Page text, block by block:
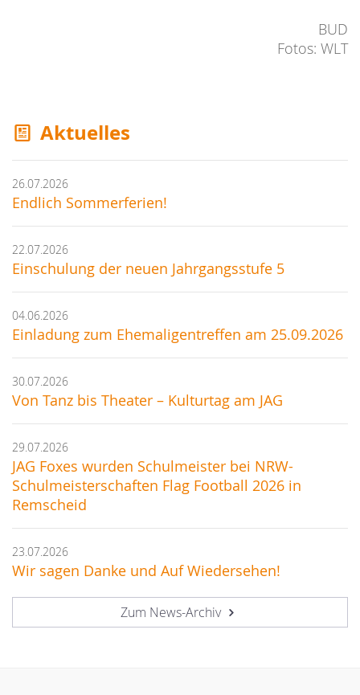
BUD
Fotos: WLT
Aktuelles
26.07.2026
Endlich Sommerferien!
22.07.2026
Einschulung der neuen Jahrgangsstufe 5
04.06.2026
Einladung zum Ehemaligentreffen am 25.09.2026
30.07.2026
Von Tanz bis Theater – Kulturtag am JAG
29.07.2026
JAG Foxes wurden Schulmeister bei NRW-
Schulmeisterschaften Flag Football 2026 in
Remscheid
23.07.2026
Wir sagen Danke und Auf Wiedersehen!
Zum News-Archiv